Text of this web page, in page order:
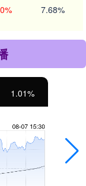
7.68%
1.01%